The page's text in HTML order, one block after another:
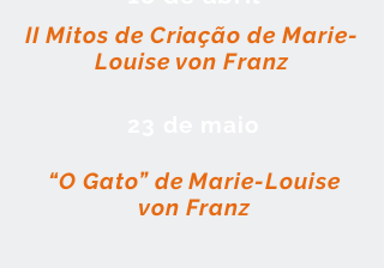
II Mitos de Criação de Marie-
Louise von Franz
“O Gato” de Marie-Louise
von Franz